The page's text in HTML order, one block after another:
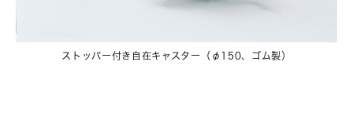
ストッパー付き自在キャスター（φ150、ゴム製）